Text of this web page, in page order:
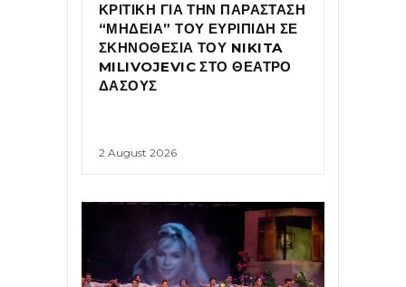
ΚΡΙΤΙΚΗ ΓΙΑ ΤΗΝ ΠΑΡΑΣΤΑΣΗ
“ΜΗΔΕΙΑ” ΤΟΥ ΕΥΡΙΠΙΔΗ ΣΕ
ΣΚΗΝΟΘΕΣΙΑ ΤΟΥ NIKITA
MILIVOJEVIC ΣΤΟ ΘΕΑΤΡΟ
ΔΑΣΟΥΣ
2 August 2026